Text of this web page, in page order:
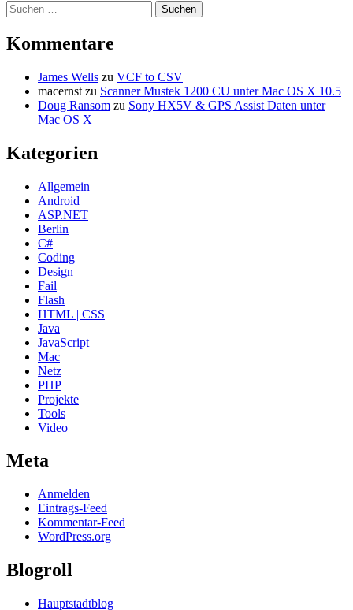
Suchen
nach:
Kommentare
James Wells zu VCF to CSV
macernst zu Scanner Mustek 1200 CU unter Mac OS X 10.5
Doug Ransom zu Sony HX5V & GPS Assist Daten unter
Mac OS X
Kategorien
Allgemein
Android
ASP.NET
Berlin
C#
Coding
Design
Fail
Flash
HTML | CSS
Java
JavaScript
Mac
Netz
PHP
Projekte
Tools
Video
Meta
Anmelden
Eintrags-Feed
Kommentar-Feed
WordPress.org
Blogroll
Hauptstadtblog